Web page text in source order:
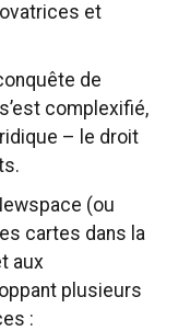
et
de
complexifié,
– le droit
(ou
cartes dans la
aux
plusieurs
: